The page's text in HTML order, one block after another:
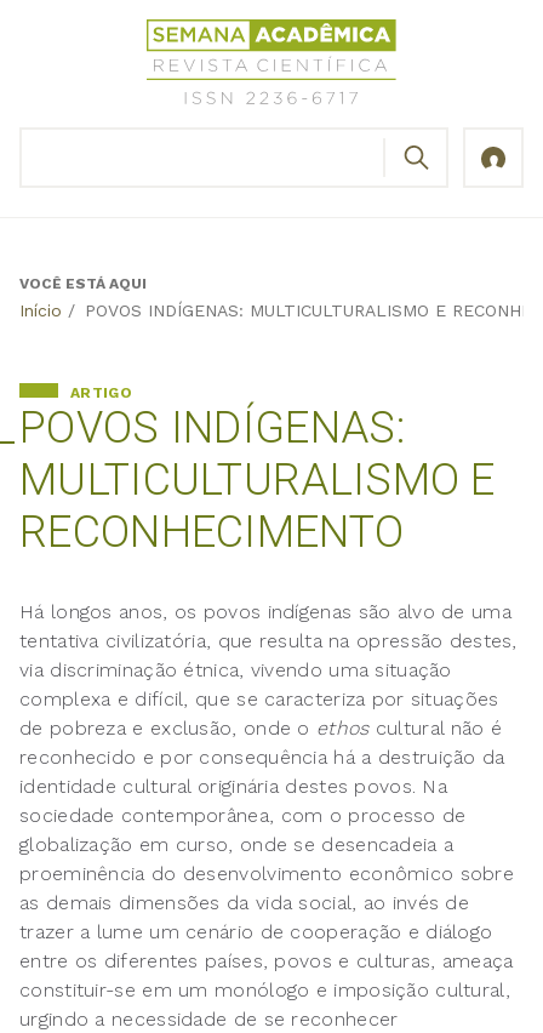
Revista
Científica
Semana
Back
VOCÊ ESTÁ AQUI
Início / POVOS INDÍGENAS: MULTICULTURALISMO E
POVOS INDÍGENAS:
MULTICULTURALISMO E
RECONHECIMENTO
ARTIGO
Há longos anos, os povos indígenas são alvo de uma
tentativa civilizatória, que resulta na opressão destes,
via discriminação étnica, vivendo uma situação
complexa e difícil, que se caracteriza por situações
de pobreza e exclusão, onde o ethos cultural não é
reconhecido e por consequência há a destruição da
identidade cultural originária destes povos. Na
sociedade contemporânea, com o processo de
globalização em curso, onde se desencadeia a
proeminência do desenvolvimento econômico sobre
as demais dimensões da vida social, ao invés de
trazer a lume um cenário de cooperação e diálogo
entre os diferentes países, povos e culturas, ameaça
constituir-se em um monólogo e imposição cultural,
urgindo a necessidade de se reconhecer